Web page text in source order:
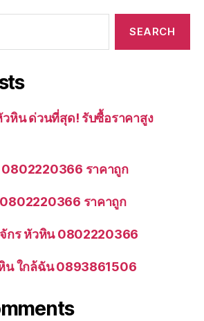
วหิน ด่วนที่สุด! รับซื้อราคาสูง
ราคาถูก
ราคาถูก
จักร หัวหิน 0802220366
น ใกล้ฉัน 0893861506